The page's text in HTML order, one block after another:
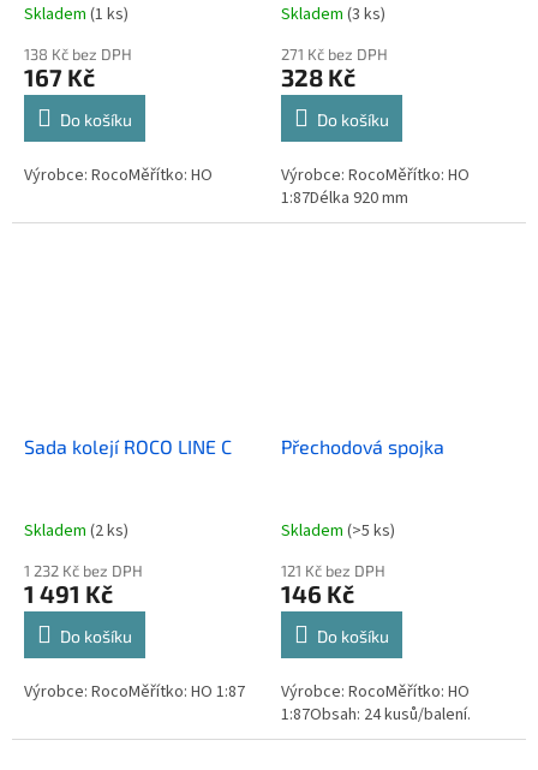
Skladem (1 ks)
138 Kč bez DPH
167 Kč
Do košíku
Výrobce: RocoMěřítko: HO
Skladem (3 ks)
271 Kč bez DPH
328 Kč
Do košíku
Výrobce: RocoMěřítko: HO
1:87Délka 920 mm
Sada kolejí ROCO LINE C
Skladem (2 ks)
1 232 Kč bez DPH
1 491 Kč
Do košíku
Výrobce: RocoMěřítko: HO 1:87
Přechodová spojka
Skladem (>5 ks)
121 Kč bez DPH
146 Kč
Do košíku
Výrobce: RocoMěřítko: HO
1:87Obsah: 24 kusů/balení.